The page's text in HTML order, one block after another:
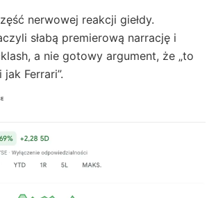
nerwowej reakcji giełdy.
słabą premierową narrację i
a nie gotowy argument, że „to
Ferrari”.